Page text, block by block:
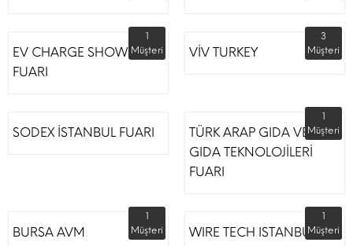
EV CHARGE SHOW
FUARI
1
Müşteri
VİV TURKEY
3
Müşteri
SODEX İSTANBUL FUARI
TÜRK ARAP GIDA VE
GIDA TEKNOLOJİLERİ
FUARI
1
Müşteri
BURSA AVM
1
Müşteri
WIRE TECH ISTANBUL
1
Müşteri